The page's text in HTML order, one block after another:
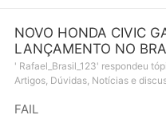
NOVO HONDA CIVIC
LANÇAMENTO NO
' Rafael_Brasil_123' respondeu
Artigos, Dúvidas, Notícias e
FAIL